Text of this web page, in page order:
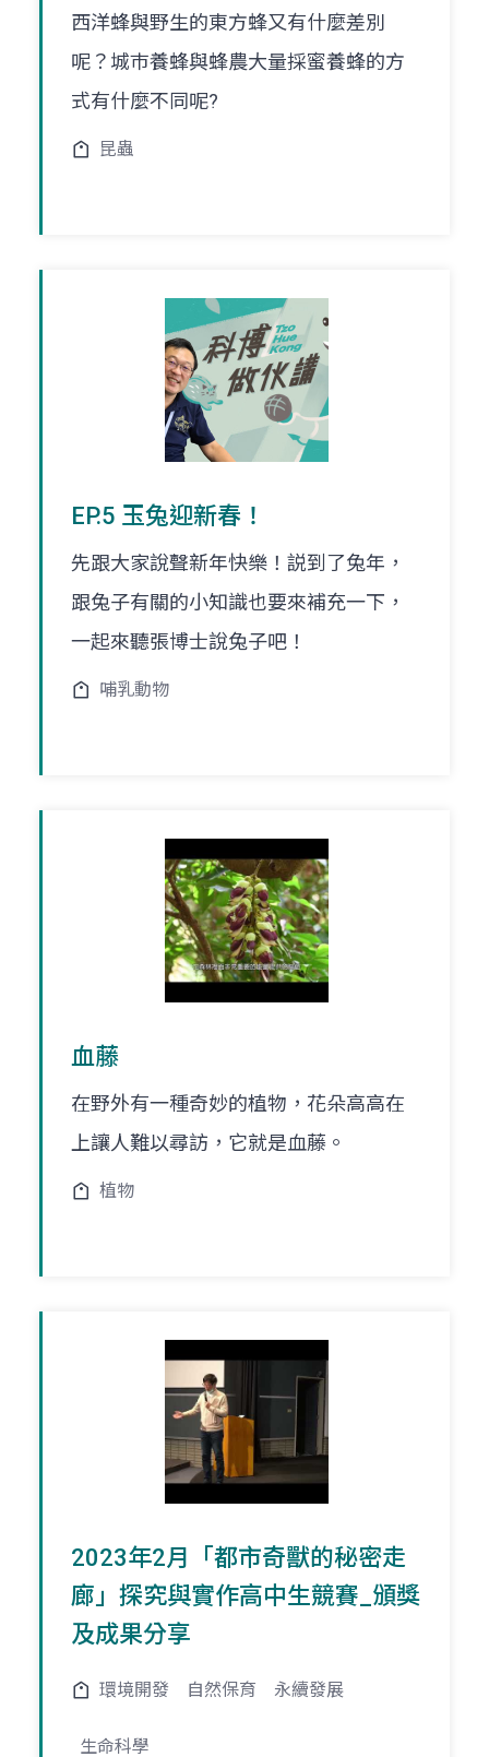
西洋蜂與野生的東方蜂又有什麼差別
呢？城巿養蜂與蜂農大量採蜜養蜂的方
式有什麼不同呢?
昆蟲
EP.5 玉兔迎新春！
先跟大家說聲新年快樂！説到了兔年，
跟兔子有關的小知識也要來補充一下，
一起來聽張博士說兔子吧！
哺乳動物
血藤
在野外有一種奇妙的植物，花朵高高在
上讓人難以尋訪，它就是血藤。
植物
2023年2月「都市奇獸的秘密走
廊」探究與實作高中生競賽_頒獎
及成果分享
環境開發 自然保育 永續發展
生命科學